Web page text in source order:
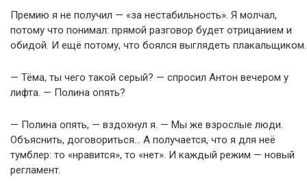
Премию я не получил — «за нестабильность». Я молчал,
потому что понимал: прямой разговор будет отрицанием и
обидой. И ещё потому, что боялся выглядеть плакальщиком.
— Тёма, ты чего такой серый? — спросил Антон вечером у
лифта. — Полина опять?
— Полина опять, — вздохнул я. — Мы же взрослые люди.
Объяснить, договориться… А получается, что я для неё
тумблер: то «нравится», то «нет». И каждый режим — новый
регламент.